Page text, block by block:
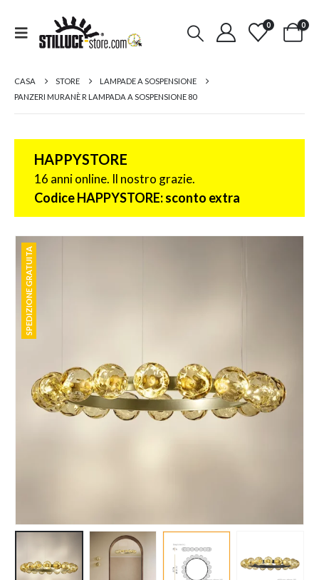
0 0
CASA STORE
LAMPADE A SOSPENSIONE
PANZERI MURANÈ R LAMPADA A SOSPENSIONE 80
HAPPYSTORE
16 anni online. Il nostro grazie.
Codice HAPPYSTORE: sconto extra
SPEDIZIONE GRATUITA
SPEDIZIONE GRATUITA